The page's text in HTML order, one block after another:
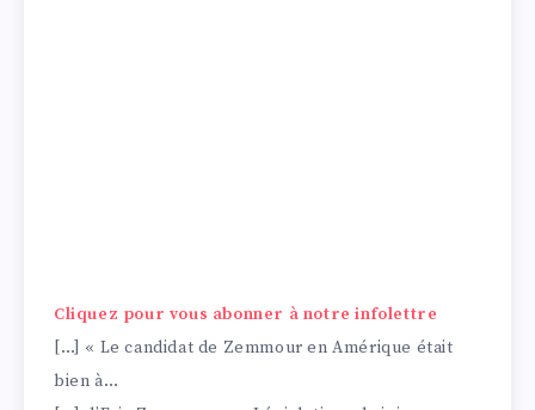
Cliquez pour vous abonner à notre infolettre
[…] « Le candidat de Zemmour en Amérique était
bien à…